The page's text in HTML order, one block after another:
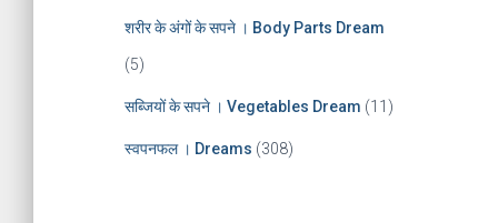
शरीर के अंगों के सपने । Body Parts Dream
(5)
सब्जियों के सपने । Vegetables Dream (11)
स्वपनफल । Dreams (308)